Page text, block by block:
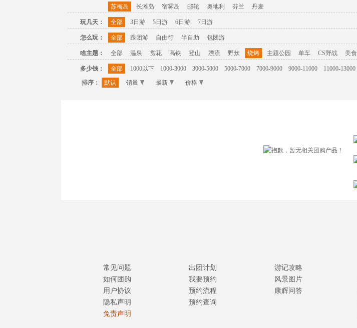
苏梅岛
长滩岛 宿雾岛 邮轮 奥地利 芬兰 丹麦
玩几天： 全部 3日游 5日游 6日游 7日游
怎么玩： 全部 跟团游 自由行 半自助 包团游
啥主题： 全部 温泉 赏花 高铁 登山 漂流 野炊 烧烤 主题公园 单车 CS野战 美食
多少钱： 全部 1000以下 1000-3000 3000-5000 5000-7000 7000-9000 9000-11000 11000-13000
排序：
默认 销量 最新 价格
常见问题
如何团购
用户协议
隐私声明
免责声明
出团计划
我要预约
预约流程
预约查询
游记攻略
风景图片
康辉问答